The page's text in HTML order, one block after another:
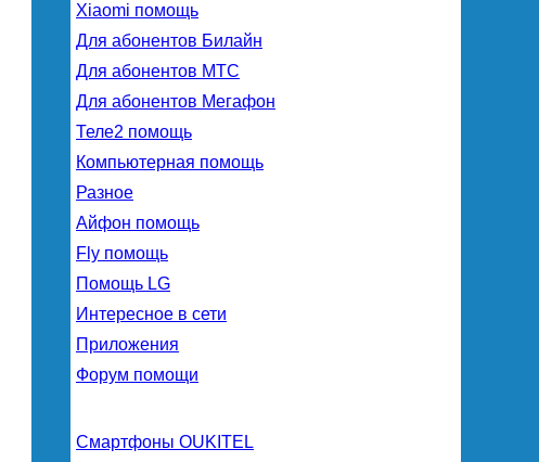
Xiaomi помощь
Для абонентов Билайн
Для абонентов МТС
Для абонентов Мегафон
Теле2 помощь
Компьютерная помощь
Разное
Айфон помощь
Fly помощь
Помощь LG
Интересное в сети
Приложения
Форум помощи
Смартфоны OUKITEL